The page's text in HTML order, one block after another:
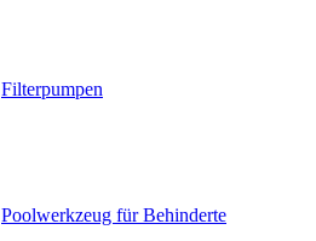
Filterpumpen
Poolwerkzeug für Behinderte